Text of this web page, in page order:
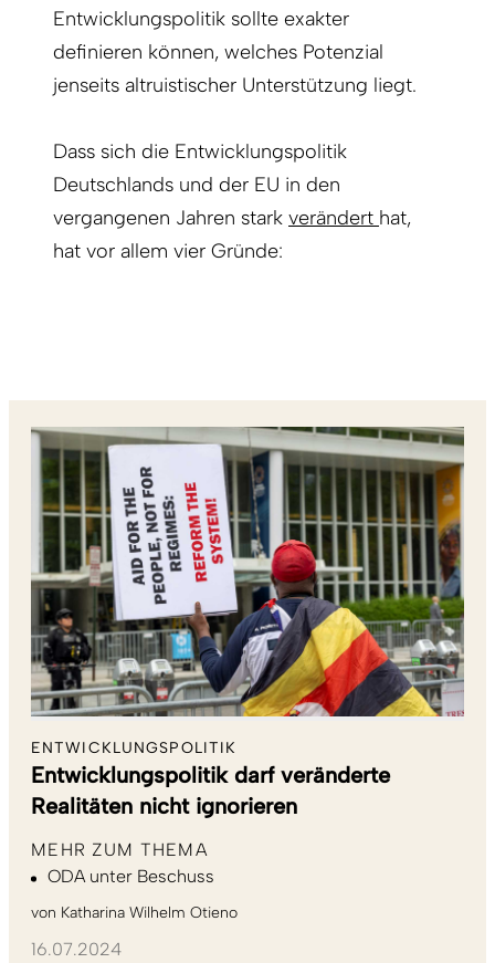
Entwicklungspolitik sollte exakter
definieren können, welches Potenzial
jenseits altruistischer Unterstützung liegt.
Dass sich die Entwicklungspolitik
Deutschlands und der EU in den
vergangenen Jahren stark verändert hat,
hat vor allem vier Gründe:
ENTWICKLUNGSPOLITIK
Entwicklungspolitik darf veränderte
Realitäten nicht ignorieren
MEHR ZUM THEMA
ODA unter Beschuss
von Katharina Wilhelm Otieno
16.07.2024